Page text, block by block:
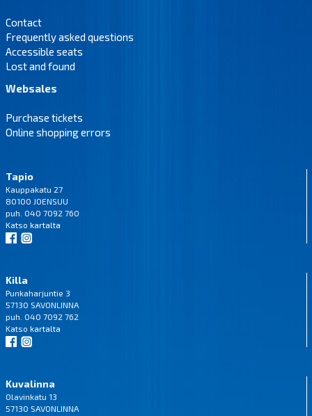
Contact
Frequently asked questions
Accessible seats
Lost and found
Websales
Purchase tickets
Online shopping errors
Tapio
Kauppakatu 27
80100 JOENSUU
puh. 040 7092 760
Katso kartalta
Killa
Punkaharjuntie 3
57130 SAVONLINNA
puh. 040 7092 762
Katso kartalta
Kuvalinna
Olavinkatu 13
57130 SAVONLINNA